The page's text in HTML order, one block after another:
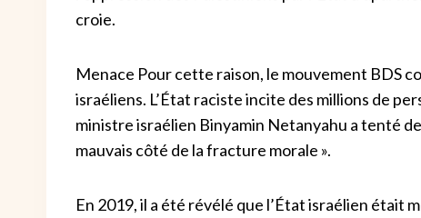
croie.
Menace Pour cette raison, le mouvement BDS
israéliens. L’État raciste incite des millions de
ministre israélien Binyamin Netanyahu a tenté
mauvais côté de la fracture morale ».
En 2019, il a été révélé que l’État israélien était